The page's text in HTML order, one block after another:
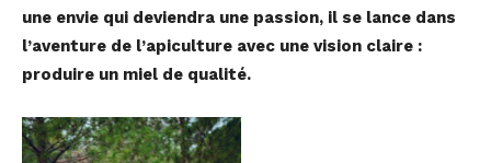
une envie qui deviendra une passion, il se lance dans
l’aventure de l’apiculture avec une vision claire :
produire un miel de qualité.